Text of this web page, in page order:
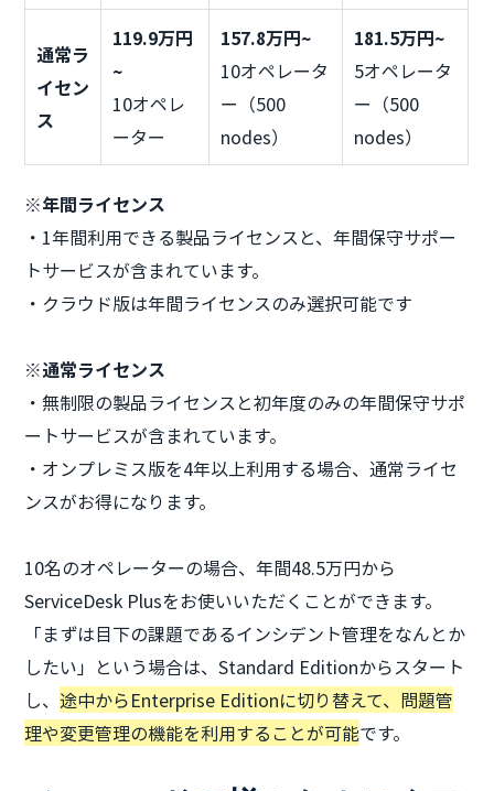
通常ラ
イセン
ス
119.9万円
~
10オペレ
ーター
157.8万円~
10オペレータ
ー（500
nodes）
181.5万円~
5オペレータ
ー（500
nodes）
※年間ライセンス
・1年間利用できる製品ライセンスと、年間保守サポー
トサービスが含まれています。
・クラウド版は年間ライセンスのみ選択可能です
※通常ライセンス
・無制限の製品ライセンスと初年度のみの年間保守サポ
ートサービスが含まれています。
・オンプレミス版を4年以上利用する場合、通常ライセ
ンスがお得になります。
10名のオペレーターの場合、年間48.5万円から
ServiceDesk Plusをお使いいただくことができます。
「まずは目下の課題であるインシデント管理をなんとか
したい」という場合は、Standard Editionからスタート
し、途中からEnterprise Editionに切り替えて、問題管
理や変更管理の機能を利用することが可能です。